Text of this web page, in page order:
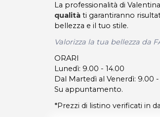
La professionalità di
qualità ti garantiranno
bellezza e il tuo stile.
Valorizza la tua bellezza da
ORARI
Lunedì: 9.00 - 14.00
Dal Martedì al Venerdì: 9.00 -
Su appuntamento.
*Prezzi di listino verificati in